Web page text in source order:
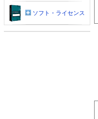
ソフト・ライセンス